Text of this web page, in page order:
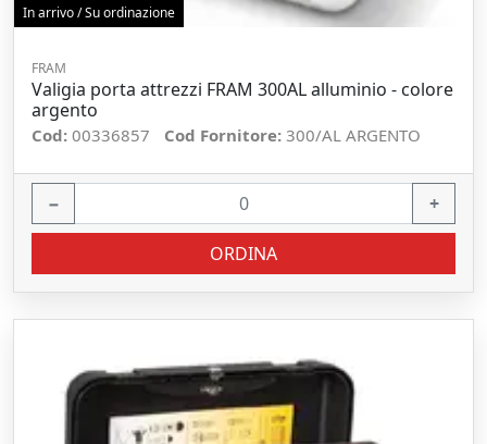
In arrivo / Su ordinazione
FRAM
Valigia porta attrezzi FRAM 300AL alluminio - colore
argento
Cod: 00336857 Cod Fornitore: 300/AL ARGENTO
− +
ORDINA